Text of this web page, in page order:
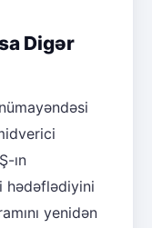
Digər
ın
hədəflədiyini
yenidən